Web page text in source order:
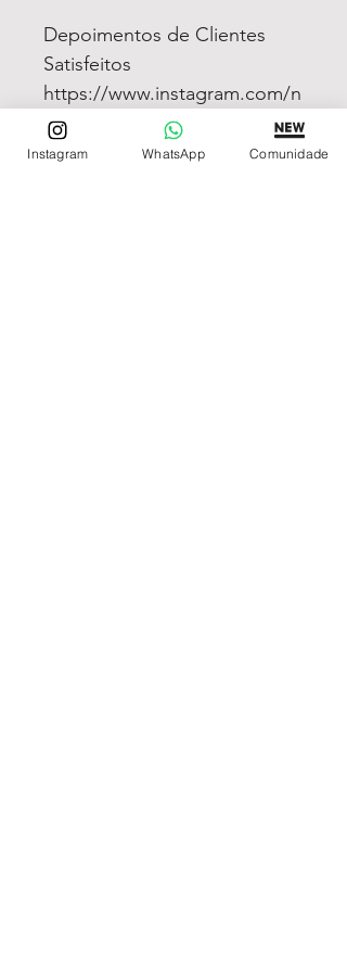
Depoimentos de Clientes
Satisfeitos
https://www.instagram.com/n
ossosdepoimentos
Instagram WhatsApp Comunidade